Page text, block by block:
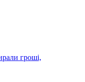
гроші,